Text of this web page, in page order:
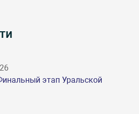
этап Уральской